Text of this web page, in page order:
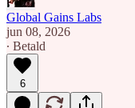
Global Gains Labs
jun 08, 2026
∙ Betald
6